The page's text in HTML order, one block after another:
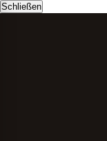
Schließen